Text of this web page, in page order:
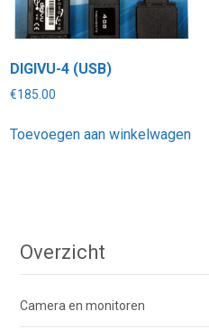
DIGIVU-4 (USB)
€185.00
Toevoegen aan winkelwagen
Overzicht
Camera en monitoren